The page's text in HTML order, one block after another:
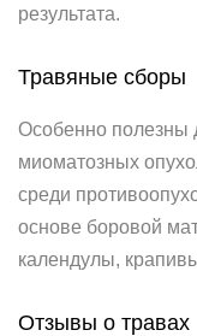
результата.
Травяные сборы
Особенно полезны
миоматозных
среди
основе боровой
календулы,
Отзывы о травах